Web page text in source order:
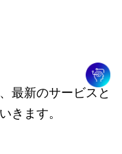
最新のサービスと
きます。